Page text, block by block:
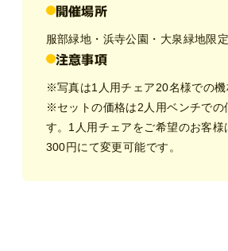
開催場所
服部緑地・浜寺公園・大泉緑地限定
注意事項
※写真は1人用チェア20名様での機
※セットの価格は2人用ベンチでの
す。1人用チェアをご希望のお客様
300円にて変更可能です。